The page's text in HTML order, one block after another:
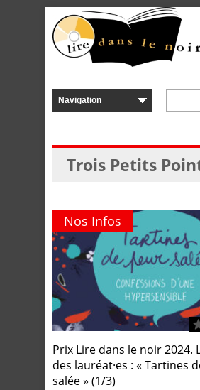
Trois Petits
Nos Infos
Prix Lire dans le noir 2024.
des lauréat·es : « Tartines
salée » (1/3)